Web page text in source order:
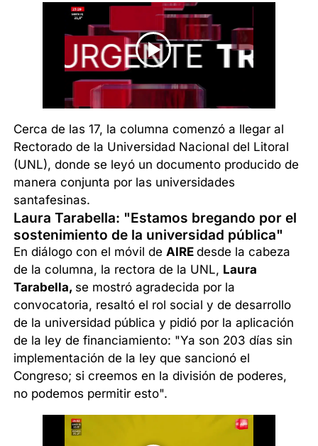
Cerca de las 17, la columna comenzó a llegar al
Rectorado de la Universidad Nacional del Litoral
(UNL), donde se leyó un documento producido de
manera conjunta por las universidades
santafesinas.
Laura Tarabella: "Estamos bregando por el
sostenimiento de la universidad pública"
En diálogo con el móvil deAIREdesde la cabeza
de la columna, la rectora de la UNL, Laura
Tarabella, se mostró agradecida por la
convocatoria, resaltó el rol social y de desarrollo
de la universidad pública y pidió por la aplicación
de la ley de financiamiento: "Ya son 203 días sin
implementación de la ley que sancionó el
Congreso; si creemos en la división de poderes,
no podemos permitir esto".